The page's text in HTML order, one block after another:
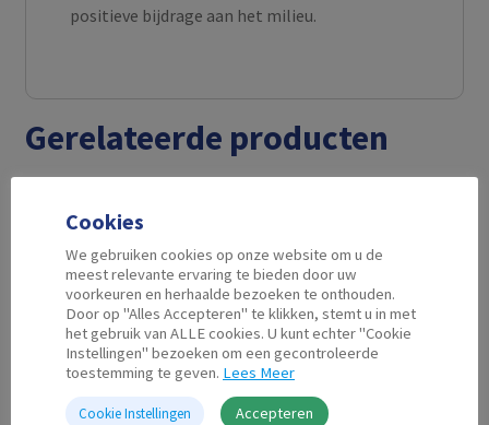
positieve bijdrage aan het milieu.
Gerelateerde producten
Cookies
We gebruiken cookies op onze website om u de
meest relevante ervaring te bieden door uw
voorkeuren en herhaalde bezoeken te onthouden.
Door op "Alles Accepteren" te klikken, stemt u in met
het gebruik van ALLE cookies. U kunt echter "Cookie
Instellingen" bezoeken om een gecontroleerde
toestemming te geven. Lees Meer
Cookie Instellingen Accepteren